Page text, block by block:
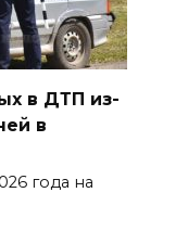
8
в ДТП из-
в
года на